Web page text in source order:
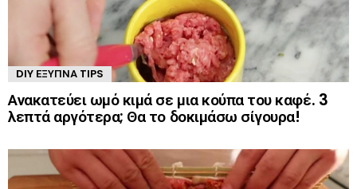
DIY ΈΞΥΠΝΑ TIPS
Ανακατεύει ωμό κιμά σε μια κούπα του καφέ. 3
λεπτά αργότερα; Θα το δοκιμάσω σίγουρα!